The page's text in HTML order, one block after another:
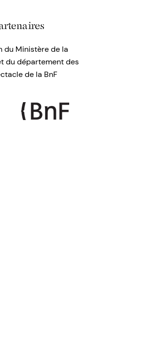
du Ministère de la
du département des
de la BnF